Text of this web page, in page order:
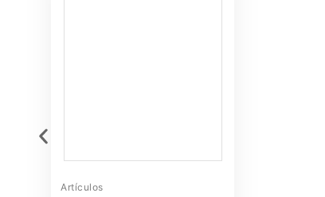
Artículos